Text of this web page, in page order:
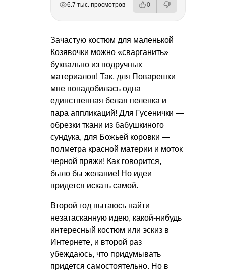
6.7 тыс. просмотров 0
Зачастую костюм для маленькой
Козявочки можно «сварганить»
буквально из подручных
материалов! Так, для Поварешки
мне понадобилась одна
единственная белая пеленка и
пара аппликаций! Для Гусенички —
обрезки ткани из бабушкиного
сундука, для Божьей коровки —
полметра красной материи и моток
черной пряжи! Как говорится,
было бы желание! Но идеи
придется искать самой.
Второй год пытаюсь найти
незатасканную идею, какой-нибудь
интересный костюм или эскиз в
Интернете, и второй раз
убеждаюсь, что придумывать
придется самостоятельно. Но в